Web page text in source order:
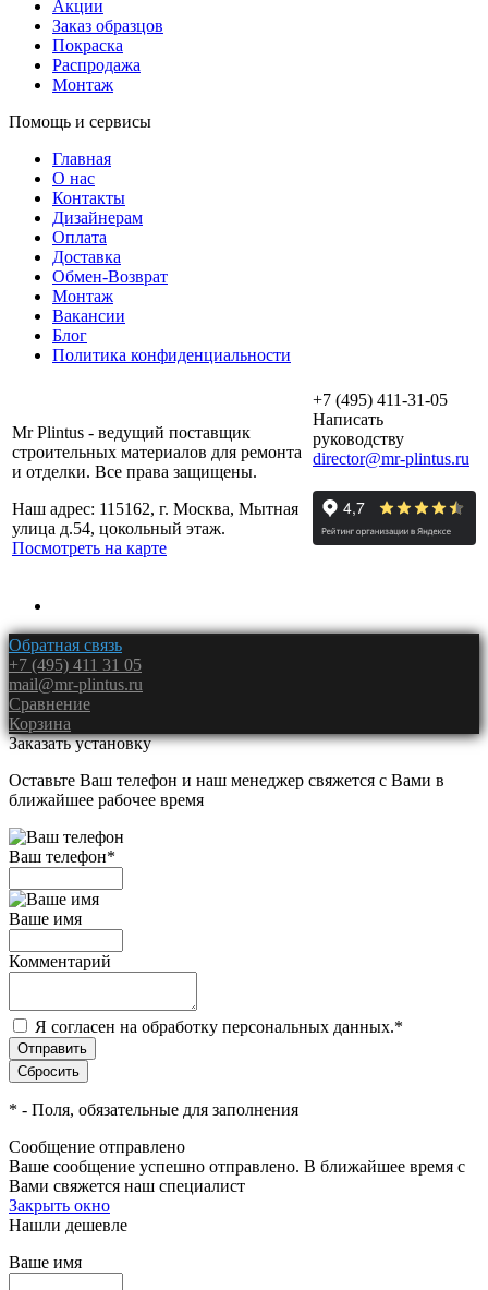
Акции
Заказ образцов
Покраска
Распродажа
Монтаж
Помощь и сервисы
Главная
О нас
Контакты
Дизайнерам
Оплата
Доставка
Обмен-Возврат
Монтаж
Вакансии
Блог
Политика конфиденциальности
Mr Plintus - ведущий поставщик
строительных материалов для ремонта
и отделки. Все права защищены.
Наш адрес: 115162, г. Москва, Мытная
улица д.54, цокольный этаж.
Посмотреть на карте
+7 (495) 411-31-05
Написать
руководству
director@mr-plintus.ru
Обратная связь
+7 (495) 411 31 05
mail@mr-plintus.ru
Сравнение
Корзина
Заказать установку
Оставьте Ваш телефон и наш менеджер свяжется с Вами в
ближайшее рабочее время
Ваш телефон*
Ваше имя
Комментарий
Я согласен на обработку персональных данных.*
* - Поля, обязательные для заполнения
Сообщение отправлено
Ваше сообщение успешно отправлено. В ближайшее время с
Вами свяжется наш специалист
Закрыть окно
Нашли дешевле
Ваше имя